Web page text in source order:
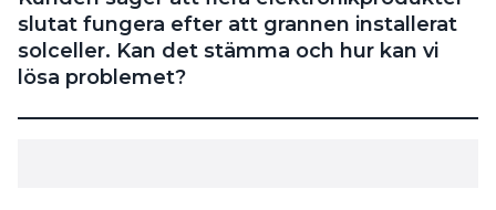
slutat fungera efter att grannen installerat
solceller. Kan det stämma och hur kan vi
lösa problemet?